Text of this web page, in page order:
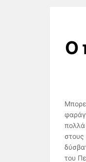
Ο
πολλά
στους
του